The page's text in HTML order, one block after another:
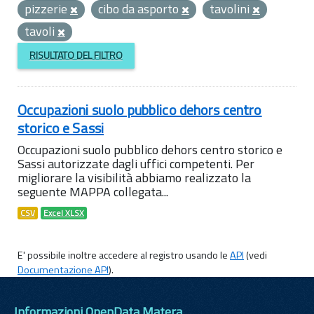
pizzerie
cibo da asporto
tavolini
tavoli
RISULTATO DEL FILTRO
Occupazioni suolo pubblico dehors centro
storico e Sassi
Occupazioni suolo pubblico dehors centro storico e
Sassi autorizzate dagli uffici competenti. Per
migliorare la visibilità abbiamo realizzato la
seguente MAPPA collegata...
CSV Excel XLSX
E' possibile inoltre accedere al registro usando leAPI(vedi
Documentazione API).